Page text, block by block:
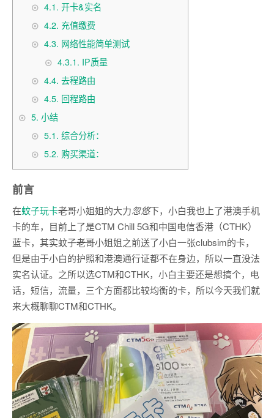
4.1. 开卡&实名
4.2. 充值缴费
4.3. 网络性能简单测试
4.3.1. IP质量
4.4. 去程路由
4.5. 回程路由
5. 小结
5.1. 综合分析：
5.2. 购买渠道：
前言
在蚊子玩卡老哥小姐姐的大力忽悠下，小白我也上了港澳手机
卡的车，目前上了是CTM Chill 5G和中国电信香港（CTHK）
蓝卡，其实蚊子老哥小姐姐之前送了小白一张clubsim的卡，
但是由于小白的护照和港澳通行证都不在身边，所以一直没法
实名认证。之所以选CTM和CTHK，小白主要还是想搞个，电
话，短信，流量，三个方面都比较均衡的卡，所以今天我们就
来大概聊聊CTM和CTHK。